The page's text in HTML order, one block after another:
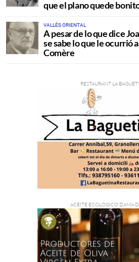
que el plano quede
VALLÉS ORIENTAL
A pesar de lo que dice
se sabe lo que le ocurrió
Comère